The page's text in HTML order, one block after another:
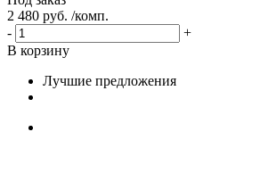
2 480 руб. /комп.
-
+
В корзину
Лучшие предложения